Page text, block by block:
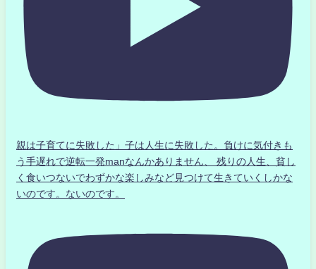
親は子育てに失敗した」子は人生に失敗した。負けに気付きも
う手遅れで逆転一発manなんかありません、 残りの人生、貧し
く食いつないでわずかな楽しみなど見つけて生きていくしかな
いのです。ないのです。